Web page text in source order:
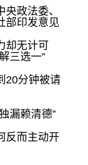
政法委、
部印发意见
却无计可
三选一”
20分钟被请
漏赖清德”
反而主动开